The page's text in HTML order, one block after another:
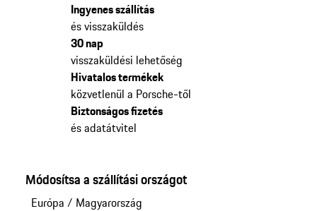
Ingyenes szállítás
és visszaküldés
30 nap
visszaküldési lehetőség
Hivatalos termékek
közvetlenül a Porsche-től
Biztonságos fizetés
és adatátvitel
Módosítsa a szállítási országot
Európa / Magyarország